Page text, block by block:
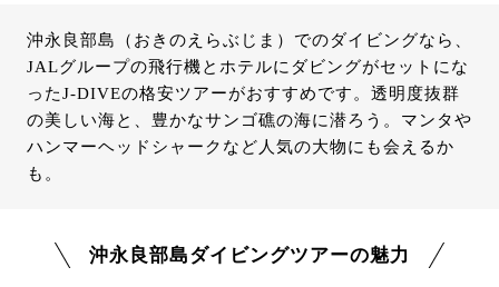
沖永良部島（おきのえらぶじま）でのダイビングなら、
JALグループの飛行機とホテルにダビングがセットにな
ったJ-DIVEの格安ツアーがおすすめです。透明度抜群
の美しい海と、豊かなサンゴ礁の海に潜ろう。マンタや
ハンマーヘッドシャークなど人気の大物にも会えるか
も。
沖永良部島ダイビングツアーの魅力